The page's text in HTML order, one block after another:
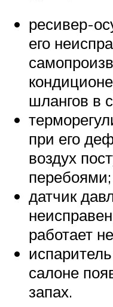
ресивер-
его
шлангов в
при его
воздух
перебоями;
датчик
работает
салоне
запах.